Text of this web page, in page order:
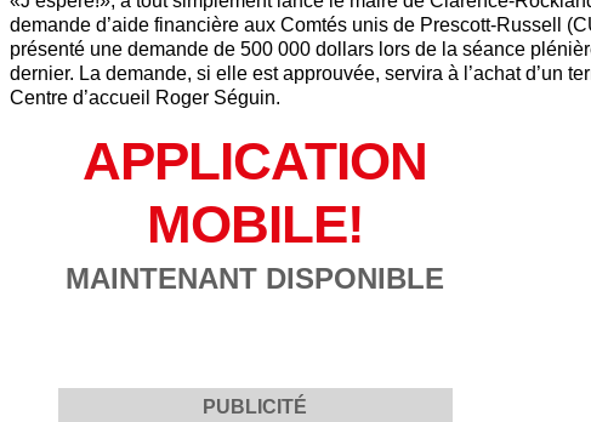
demande d’aide financière aux Comtés unis de Prescott-Russell
présenté une demande de 500 000 dollars lors de la séance
dernier. La demande, si elle est approuvée, servira à l’achat d’un
Centre d’accueil Roger Séguin.
APPLICATION
MOBILE!
MAINTENANT DISPONIBLE
PUBLICITÉ